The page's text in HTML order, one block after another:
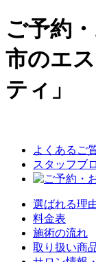
ご予約
市のエ
ティ」
よくあるご
スタッフブ
選ばれる理
料金表
施術の流れ
取り扱い商